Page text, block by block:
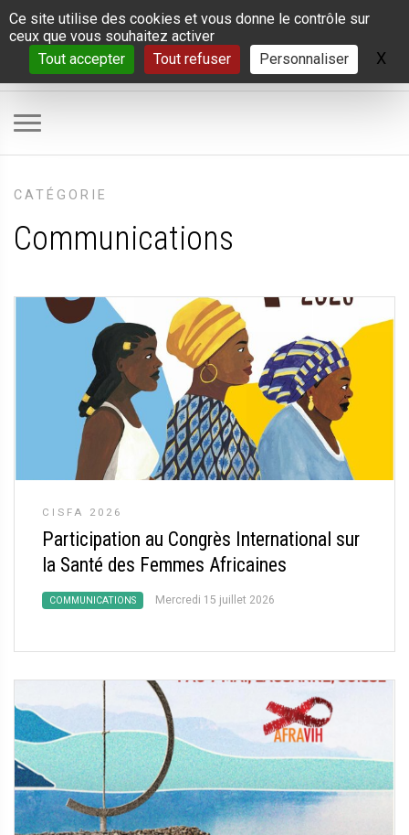
Panneau de gestion des cookies
Ce site utilise des cookies et vous donne le contrôle sur
ceux que vous souhaitez activer
Tout accepter
Tout refuser Personnaliser X
CATÉGORIE
Communications
CISFA 2026
Participation au Congrès International sur
la Santé des Femmes Africaines
COMMUNICATIONS Mercredi 15 juillet 2026